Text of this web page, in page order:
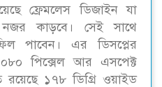
ফ্রেমলেস ডিজাইন যা
নজর কাড়বে। সেই সাথে
পাবেন। এর ডিসপ্লের
পিক্সেল আর এসপেক্ট
রয়েছে ১৭৮ ডিগ্রি ওয়াইড